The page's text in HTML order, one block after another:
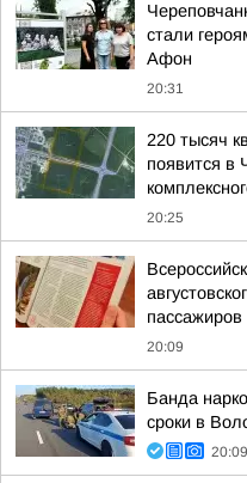
стали
Афон
20:31
220 тысяч
появится в
20:25
20:09
Банда
сроки в
20:09